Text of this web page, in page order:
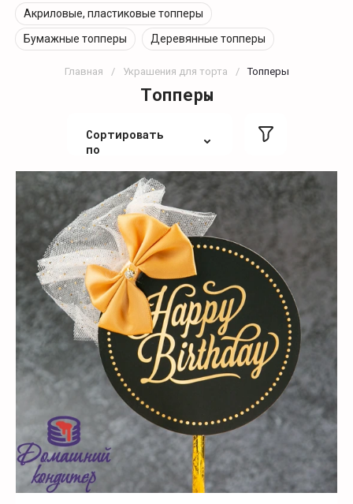
Акриловые, пластиковые топперы
Бумажные топперы
Деревянные топперы
Главная / Украшения для торта / Топперы
Топперы
Сортировать
по
По цене
По цене
По алфавиту
По алфавиту
Не сортировать